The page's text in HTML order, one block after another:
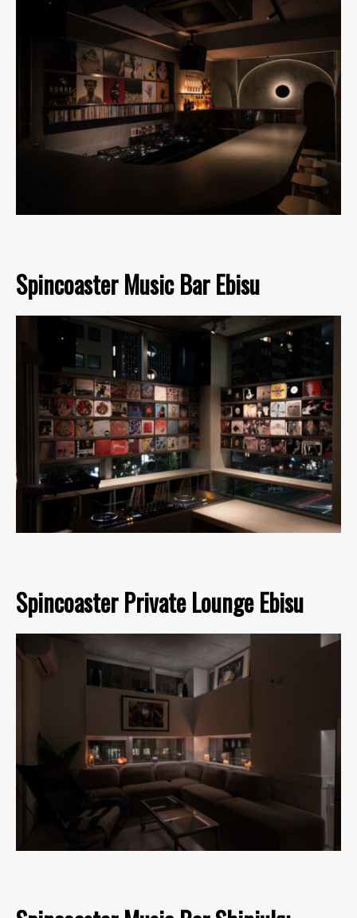
Spincoaster Music Bar Ebisu
Spincoaster Private Lounge Ebisu